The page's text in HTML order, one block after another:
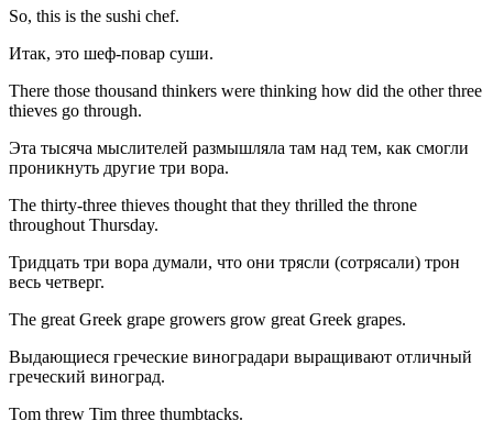
So, this is the sushi chef.
Итак, это шеф-повар суши.
There those thousand thinkers were thinking how did the other three
thieves go through.
Эта тысяча мыслителей размышляла там над тем, как смогли
проникнуть другие три вора.
The thirty-three thieves thought that they thrilled the throne
throughout Thursday.
Тридцать три вора думали, что они трясли (cотрясали) трон
весь четверг.
The great Greek grape growers grow great Greek grapes.
Выдающиеся греческие виноградари выращивают отличный
греческий виноград.
Tom threw Tim three thumbtacks.